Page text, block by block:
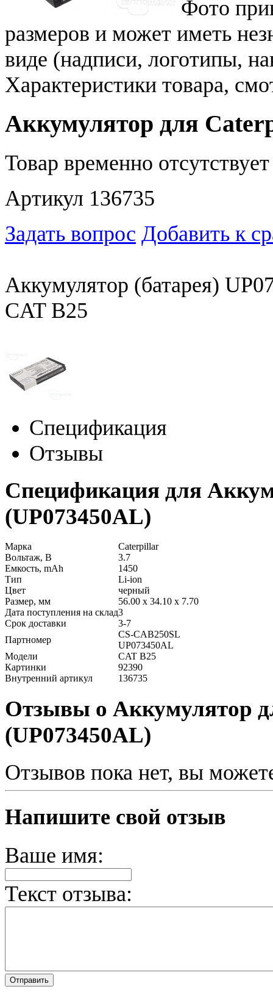
Фото
размеров и может иметь
виде (надписи, логотипы,
Характеристики товара,
Аккумулятор для
Товар временно
Артикул 136735
Задать вопрос Добавить к
Аккумулятор (батарея)
CAT B25
Спецификация
Отзывы
Спецификация для
(UP073450AL)
Марка
Caterpillar
Вольтаж, В
3.7
Емкость, mAh
1450
Тип
Li-ion
Цвет
черный
Размер, мм
56.00 x 34.10 x 7.70
Дата поступления на склад3
Срок доставки
3-7
Партномер
CS-CAB250SL
UP073450AL
Модели
CAT B25
Картинки
92390
Внутренний артикул
136735
Отзывы о Аккумулятор
(UP073450AL)
Отзывов пока нет, вы
Напишите свой отзыв
Ваше имя:
Текст отзыва: